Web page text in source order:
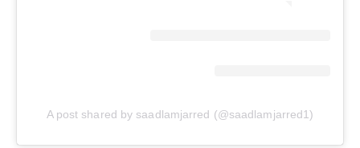
A post shared by saadlamjarred (@saadlamjarred1)